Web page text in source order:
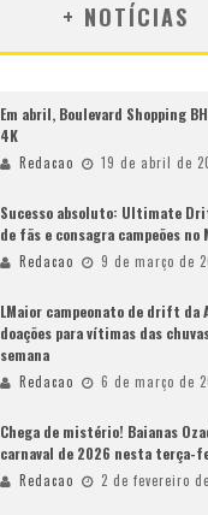
+ NOTÍCIAS
Em abril, Boulevard Shopping
4K
Redacao 19 de abril de
Sucesso absoluto: Ultimate
de fãs e consagra campeões no
Redacao 9 de março de
LMaior campeonato de drift da
doações para vítimas das
semana
Redacao 6 de março de
Chega de mistério! Baianas
carnaval de 2026 nesta terça-
Redacao 2 de fevereiro